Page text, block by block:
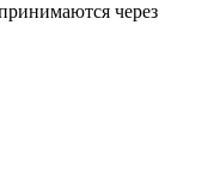
через